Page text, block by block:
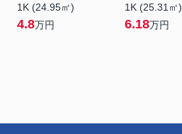
1K (24.95㎡)
4.8万円
1K (25.31㎡)
6.18万円